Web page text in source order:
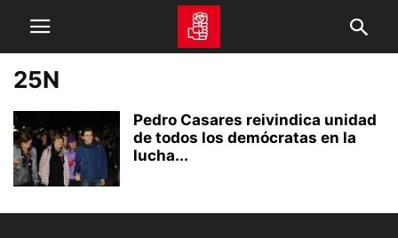
25N
Pedro Casares reivindica unidad
de todos los demócratas en la
lucha...